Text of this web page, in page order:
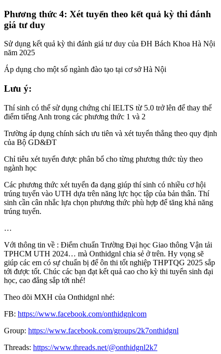
Phương thức 4: Xét tuyển theo kết quả kỳ thi đánh
giá tư duy
Sử dụng kết quả kỳ thi đánh giá tư duy của ĐH Bách Khoa Hà Nội
năm 2025
Áp dụng cho một số ngành đào tạo tại cơ sở Hà Nội
Lưu ý:
Thí sinh có thể sử dụng chứng chỉ IELTS từ 5.0 trở lên để thay thế
điểm tiếng Anh trong các phương thức 1 và 2
Trường áp dụng chính sách ưu tiên và xét tuyển thẳng theo quy định
của Bộ GD&ĐT
Chỉ tiêu xét tuyển được phân bổ cho từng phương thức tùy theo
ngành học
Các phương thức xét tuyển đa dạng giúp thí sinh có nhiều cơ hội
trúng tuyển vào UTH dựa trên năng lực học tập của bản thân. Thí
sinh cần cân nhắc lựa chọn phương thức phù hợp để tăng khả năng
trúng tuyển.
…
Với thông tin về : Điểm chuẩn Trường Đại học Giao thông Vận tải
TPHCM UTH 2024… mà Onthidgnl chia sẻ ở trên. Hy vọng sẽ
giúp các em có sự chuẩn bị để ôn thi tốt nghiệp THPTQG 2025 sắp
tới được tốt. Chúc các bạn đạt kết quả cao cho kỳ thi tuyển sinh đại
học, cao đẳng sắp tới nhé!
Theo dõi MXH của Onthidgnl nhé:
FB: https://www.facebook.com/onthidgnlcom
Group: https://www.facebook.com/groups/2k7onthidgnl
Threads: https://www.threads.net/@onthidgnl2k7